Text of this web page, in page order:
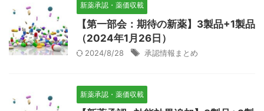
新薬承認・薬価収載
【第一部会：期待の新薬】3製品+1製品
（2024年1月26日）
2024/8/28 承認情報まとめ
新薬承認・薬価収載